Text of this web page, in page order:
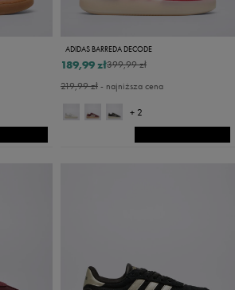
ADIDAS BARREDA DECODE
399,99 zł
189,99 zł
219,99 zł- najniższa cena
+ 2